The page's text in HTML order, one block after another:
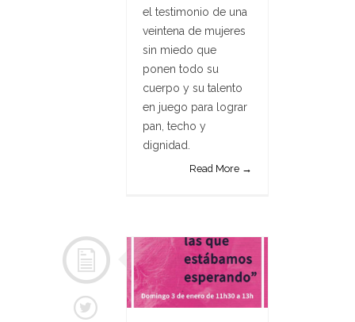
el testimonio de una
veintena de mujeres
sin miedo que
ponen todo su
cuerpo y su talento
en juego para lograr
pan, techo y
dignidad.
Read More →